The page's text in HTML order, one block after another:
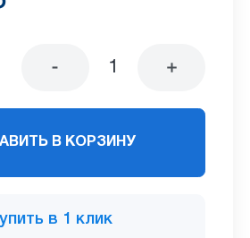
В КОРЗИНУ
в 1 клик